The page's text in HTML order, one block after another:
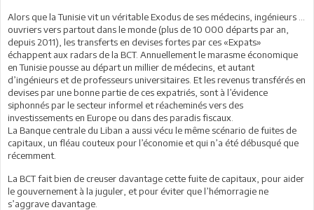
Alors que la Tunisie vit un véritable Exodus de ses médecins, ingénieurs …
ouvriers vers partout dans le monde (plus de 10 000 départs par an,
depuis 2011), les transferts en devises fortes par ces «Expats»
échappent aux radars de la BCT. Annuellement le marasme économique
en Tunisie pousse au départ un millier de médecins, et autant
d’ingénieurs et de professeurs universitaires. Et les revenus transférés en
devises par une bonne partie de ces expatriés, sont à l’évidence
siphonnés par le secteur informel et réacheminés vers des
investissements en Europe ou dans des paradis fiscaux.
La Banque centrale du Liban a aussi vécu le même scénario de fuites de
capitaux, un fléau couteux pour l’économie et qui n’a été débusqué que
récemment.
La BCT fait bien de creuser davantage cette fuite de capitaux, pour aider
le gouvernement à la juguler, et pour éviter que l’hémorragie ne
s’aggrave davantage.